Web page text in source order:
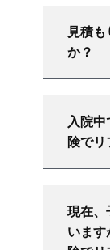
見積
か？
入院
険でリ
現在、
いま